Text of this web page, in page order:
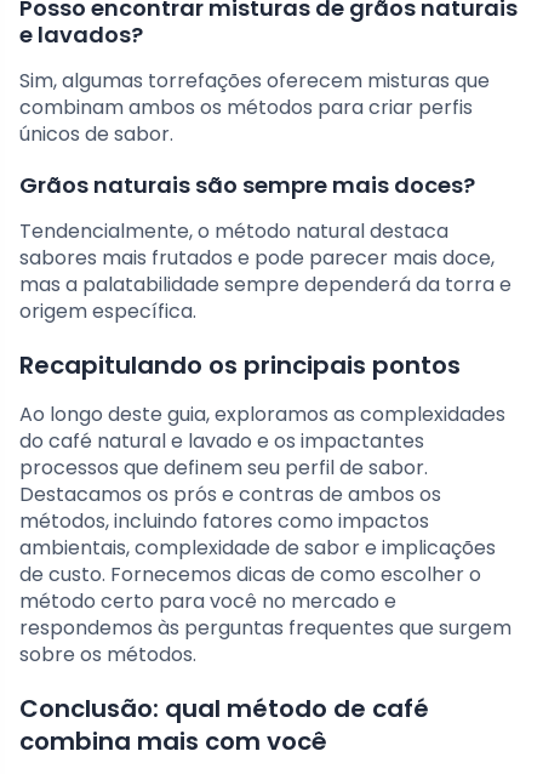
Posso encontrar misturas de grãos naturais
e lavados?
Sim, algumas torrefações oferecem misturas que
combinam ambos os métodos para criar perfis
únicos de sabor.
Grãos naturais são sempre mais doces?
Tendencialmente, o método natural destaca
sabores mais frutados e pode parecer mais doce,
mas a palatabilidade sempre dependerá da torra e
origem específica.
Recapitulando os principais pontos
Ao longo deste guia, exploramos as complexidades
do café natural e lavado e os impactantes
processos que definem seu perfil de sabor.
Destacamos os prós e contras de ambos os
métodos, incluindo fatores como impactos
ambientais, complexidade de sabor e implicações
de custo. Fornecemos dicas de como escolher o
método certo para você no mercado e
respondemos às perguntas frequentes que surgem
sobre os métodos.
Conclusão: qual método de café
combina mais com você